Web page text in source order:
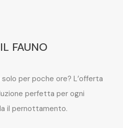
FAUNO
per poche ore? L’offerta
perfetta per ogni
il pernottamento.